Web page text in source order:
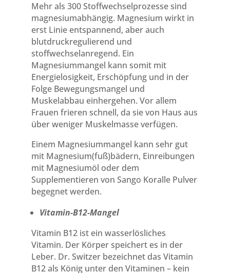
Mehr als 300 Stoffwechselprozesse sind
magnesiumabhängig. Magnesium wirkt in
erst Linie entspannend, aber auch
blutdruckregulierend und
stoffwechselanregend. Ein
Magnesiummangel kann somit mit
Energielosigkeit, Erschöpfung und in der
Folge Bewegungsmangel und
Muskelabbau einhergehen. Vor allem
Frauen frieren schnell, da sie von Haus aus
über weniger Muskelmasse verfügen.
Einem Magnesiummangel kann sehr gut
mit Magnesium(fuß)bädern, Einreibungen
mit Magnesiumöl oder dem
Supplementieren von Sango Koralle Pulver
begegnet werden.
Vitamin-B12-Mangel
Vitamin B12 ist ein wasserlösliches
Vitamin. Der Körper speichert es in der
Leber. Dr. Switzer bezeichnet das Vitamin
B12 als König unter den Vitaminen – kein